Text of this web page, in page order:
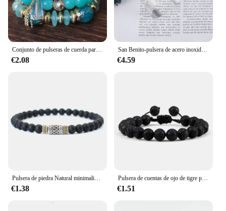
€2.08
San Benito-pulsera de acero inoxidable 316L para mujer, brazalete con forma de cruz, San Benito
€4.59
Pulsera de piedra Natural minimalista Unisex, brazalete de meditación de Yoga sánscrito, rojo de la suerte, Budista Tibetano, 6mm
€1.38
Pulsera de cuentas de ojo de tigre para hombres y mujeres, cuentas de corona de piedra de Lava negra, pulseras trenzadas, joyería ajustable hecha a mano
€1.51